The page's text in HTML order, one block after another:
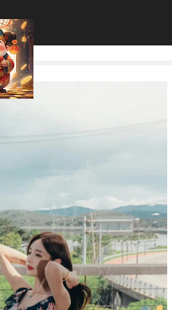
惊艳出镜
点击次数：200